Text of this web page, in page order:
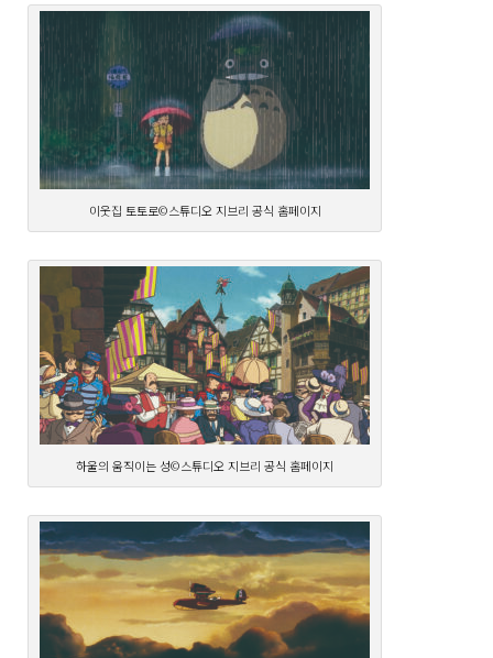
이웃집 토토로©스튜디오 지브리 공식 홈페이지
하울의 움직이는 성©스튜디오 지브리 공식 홈페이지